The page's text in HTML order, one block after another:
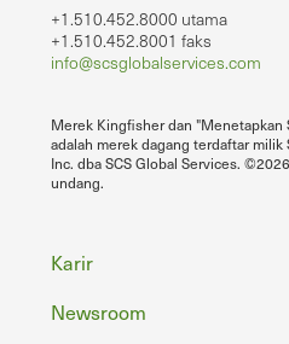
+1.510.452.8000 utama
+1.510.452.8001 faks
info@scsglobalservices.com
Merek Kingfisher dan "Menetapkan
adalah merek dagang terdaftar
Inc. dba SCS Global Services.
undang.
Footer
Karir
Newsroom